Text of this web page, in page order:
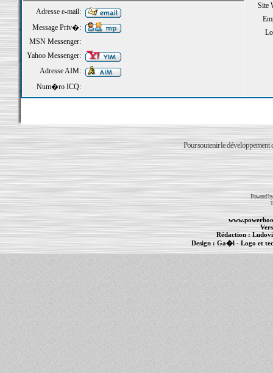
Site
Adresse e-mail:
Message Priv�:
MSN Messenger:
Yahoo Messenger:
Adresse AIM:
Num�ro ICQ:
Pour soutenir le développement
Powered
Rédaction :
Design : Ga�l- Logo et